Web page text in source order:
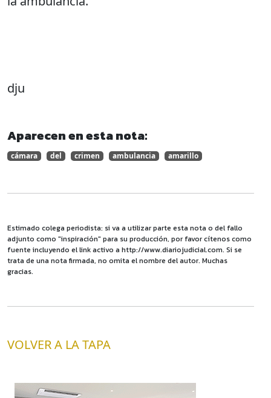
dju
Aparecen en esta nota:
cámara del crimen ambulancia amarillo
Estimado colega periodista: si va a utilizar parte esta nota o del fallo
adjunto como "inspiración" para su producción, por favor cítenos como
fuente incluyendo el link activo a http://www.diariojudicial.com. Si se
trata de una nota firmada, no omita el nombre del autor. Muchas
gracias.
VOLVER A LA TAPA